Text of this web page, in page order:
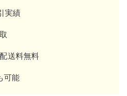
実績
送料無料
可能